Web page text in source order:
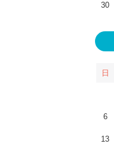
30
日
6
13